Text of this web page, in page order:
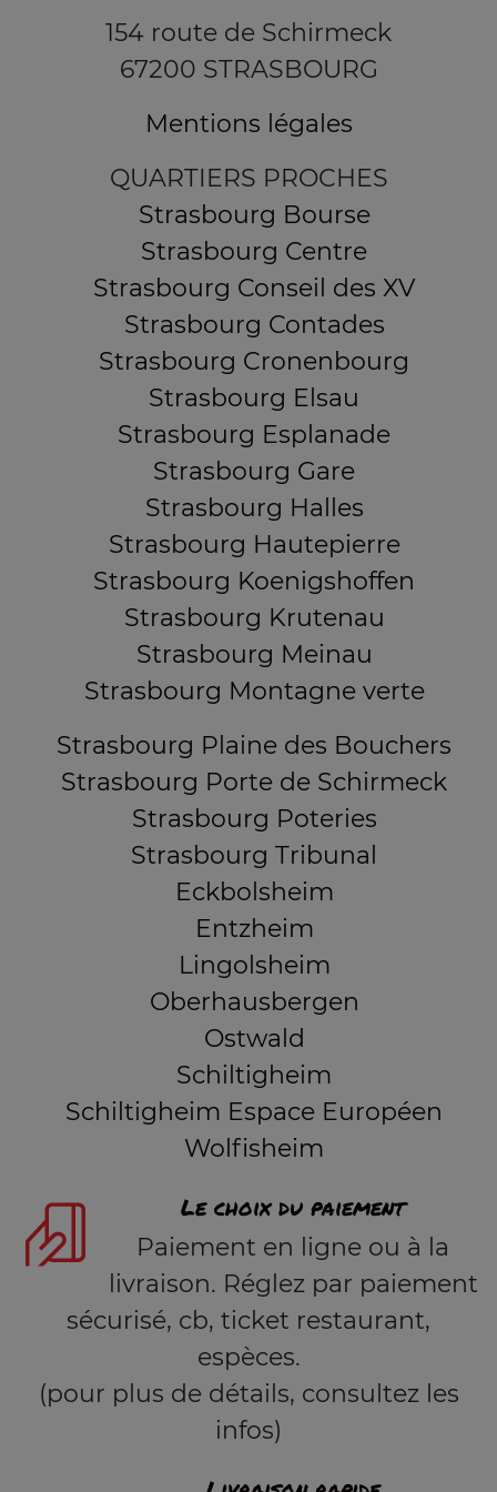
154 route de Schirmeck
67200 STRASBOURG
Mentions légales
QUARTIERS PROCHES
Strasbourg Bourse
Strasbourg Centre
Strasbourg Conseil des XV
Strasbourg Contades
Strasbourg Cronenbourg
Strasbourg Elsau
Strasbourg Esplanade
Strasbourg Gare
Strasbourg Halles
Strasbourg Hautepierre
Strasbourg Koenigshoffen
Strasbourg Krutenau
Strasbourg Meinau
Strasbourg Montagne verte
Strasbourg Plaine des Bouchers
Strasbourg Porte de Schirmeck
Strasbourg Poteries
Strasbourg Tribunal
Eckbolsheim
Entzheim
Lingolsheim
Oberhausbergen
Ostwald
Schiltigheim
Schiltigheim Espace Européen
Wolfisheim
Le choix du paiement
Paiement en ligne ou à la
livraison. Réglez par paiement
sécurisé, cb, ticket restaurant,
espèces.
(pour plus de détails, consultez les
infos)